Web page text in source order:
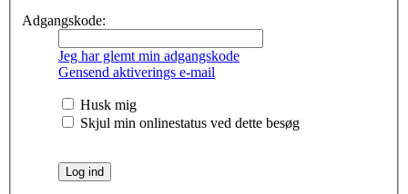
Adgangskode:
Jeg har glemt min adgangskode
Gensend aktiverings e-mail
Husk mig
Skjul min onlinestatus ved dette besøg